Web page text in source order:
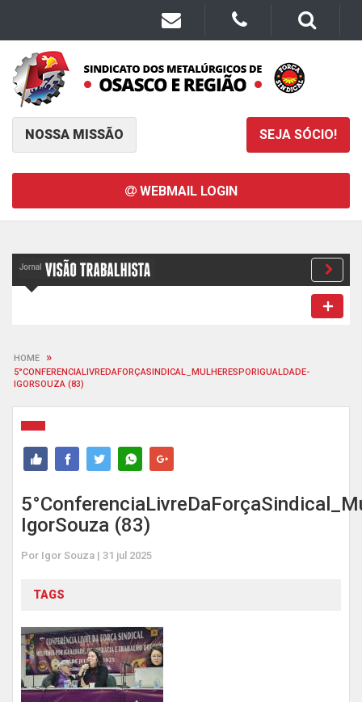
NOSSA MISSÃO SEJA SÓCIO!
WEBMAIL LOGIN
HOME »
5°CONFERENCIALIVREDAFORÇASINDICAL_MULHERESPORIGUALDADE-
IGORSOUZA (83)
IgorSouza (83)
Por Igor Souza | 31 jul 2025
TAGS